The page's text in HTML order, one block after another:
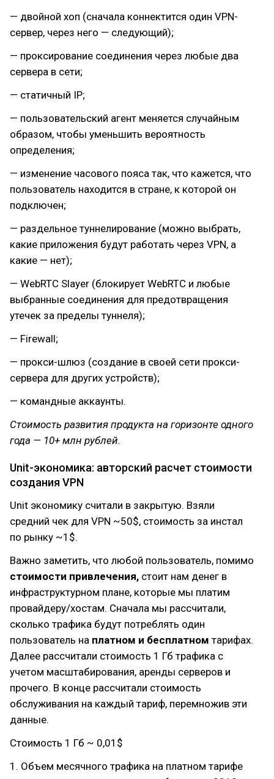
— двойной хоп (сначала коннектится один VPN-
сервер, через него — следующий);
— проксирование соединения через любые два
сервера в сети;
— статичный IP;
— пользовательский агент меняется случайным
образом, чтобы уменьшить вероятность
определения;
— изменение часового пояса так, что кажется, что
пользователь находится в стране, к которой он
подключен;
— раздельное туннелирование (можно выбрать,
какие приложения будут работать через VPN, а
какие — нет);
— WebRTC Slayer (блокирует WebRTC и любые
выбранные соединения для предотвращения
утечек за пределы туннеля);
— Firewall;
— прокси-шлюз (создание в своей сети прокси-
сервера для других устройств);
— командные аккаунты.
Стоимость развития продукта на горизонте одного
года — 10+ млн рублей.
Unit-экономика: авторский расчет стоимости
создания VPN
Unit экономику считали в закрытую. Взяли
средний чек для VPN ~50$, стоимость за инстал
по рынку ~1$.
Важно заметить, что любой пользователь, помимо
стоимости привлечения, стоит нам денег в
инфраструктурном плане, которые мы платим
провайдеру/хостам. Сначала мы рассчитали,
сколько трафика будут потреблять один
пользователь на платном и бесплатном тарифах.
Далее рассчитали стоимость 1 Гб трафика с
учетом масштабирования, аренды серверов и
прочего. В конце рассчитали стоимость
обслуживания на каждый тариф, перемножив эти
данные.
Стоимость 1 Гб ~ 0,01$
1. Объем месячного трафика на платном тарифе